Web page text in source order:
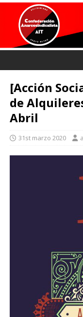
[Acción
de
Abril
31st marzo 2020